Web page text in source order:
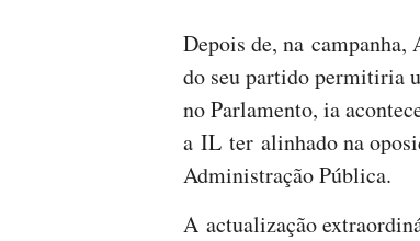
Depois de, na
do seu partido permitiria
no Parlamento, ia
a IL ter alinhado na
Administração Pública.
A actualização